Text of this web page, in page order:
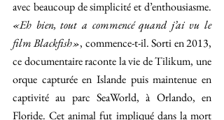
«Eh bien, tout a commencé quand j’ai vu le
film Blackfish», commence-t-il. Sorti en 2013,
ce documentaire raconte la vie de Tilikum, une
orque capturée en Islande puis maintenue en
captivité au parc SeaWorld, à Orlando, en
Floride. Cet animal fut impliqué dans la mort